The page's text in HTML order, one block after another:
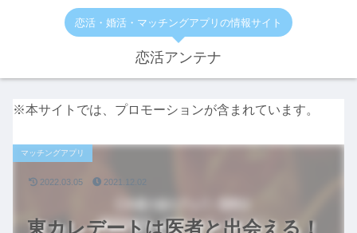
恋活・婚活・マッチングアプリの情報サイト
恋活アンテナ
※本サイトでは、プロモーションが含まれています。
東カレデートは医者と出会える！
マッチングアプリ
2022.03.05 2021.12.02